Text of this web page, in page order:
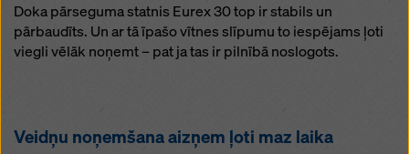
Doka pārseguma statnis Eurex 30 top ir stabils un
pārbaudīts. Un ar tā īpašo vītnes slīpumu to iespējams ļoti
viegli vēlāk noņemt – pat ja tas ir pilnībā noslogots.
Veidņu noņemšana aizņem ļoti maz laika